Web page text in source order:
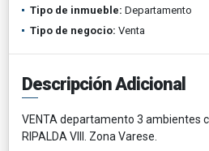
Tipo de inmueble: Departamento
Tipo de negocio: Venta
Descripción Adicional
VENTA departamento 3 ambientes
RIPALDA VIII. Zona Varese.